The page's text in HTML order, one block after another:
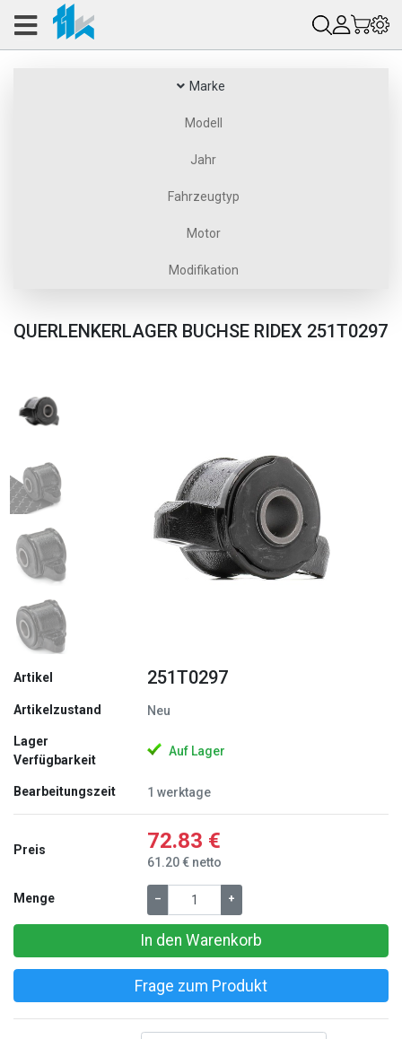
Marke
Modell
Jahr
Fahrzeugtyp
Motor
Modifikation
QUERLENKERLAGER BUCHSE RIDEX 251T0297
Zurück
Artikel 251T0297
Artikelzustand Neu
Lager
Verfügbarkeit
Auf Lager
Bearbeitungszeit 1 werktage
Preis 72.83 €
61.20 € netto
Menge – +
In den Warenkorb
Frage zum Produkt